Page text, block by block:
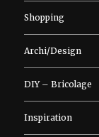
Shopping
Archi/Design
DIY – Bricolage
Inspiration